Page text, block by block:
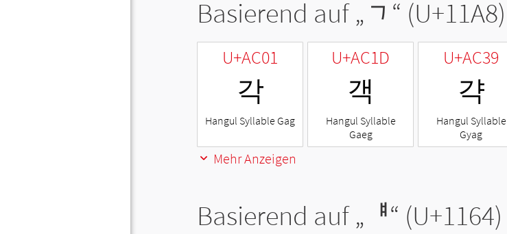
Basierend auf „ ᆨ “ (U+11A8)
U+AC01
각
Hangul Syllable Gag
U+AC1D
객
Hangul Syllable
Gaeg
U+AC39
갹
Hangul Syllable
Gyag
Mehr Anzeigen
Basierend auf „ ᅤ“ (U+1164)